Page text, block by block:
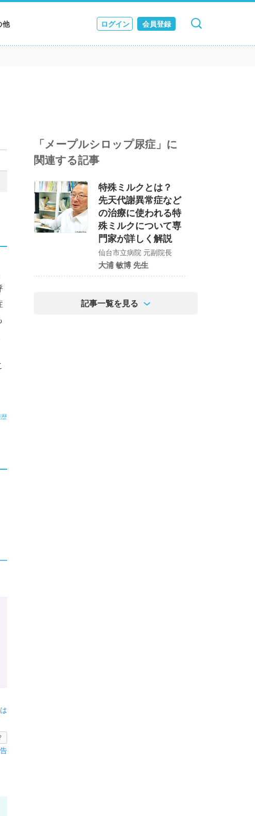
他
ュース
ログイン 会員登録
検索 キャンセル
「メープルシロップ尿症」に
関連する記事
特殊ミルクとは？
先天代謝異常症など
の治療に使われる特
殊ミルクについて専
門家が詳しく解説
仙台市立病院 元副院長
大浦 敏博 先生
記事一覧を見る